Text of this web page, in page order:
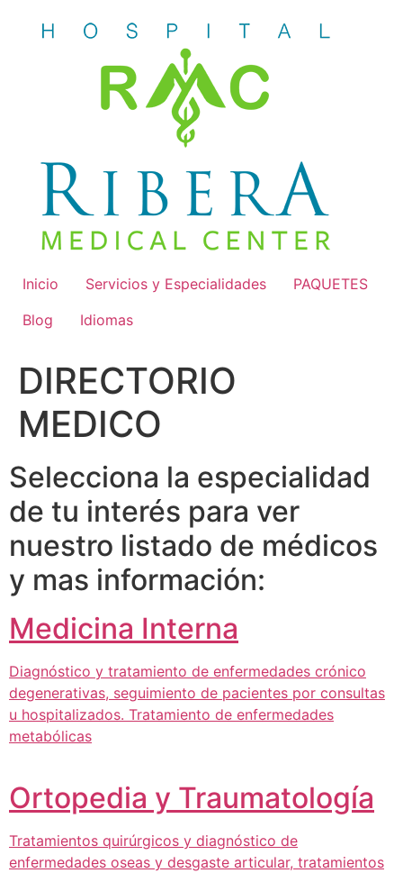
Inicio Servicios y Especialidades
PAQUETES
Blog
Idiomas
DIRECTORIO
MEDICO
Selecciona la especialidad
de tu interés para ver
nuestro listado de médicos
y mas información:
Medicina Interna
Diagnóstico y tratamiento de enfermedades crónico
degenerativas, seguimiento de pacientes por consultas
u hospitalizados. Tratamiento de enfermedades
metabólicas
Ortopedia y Traumatología
Tratamientos quirúrgicos y diagnóstico de
enfermedades oseas y desgaste articular, tratamientos